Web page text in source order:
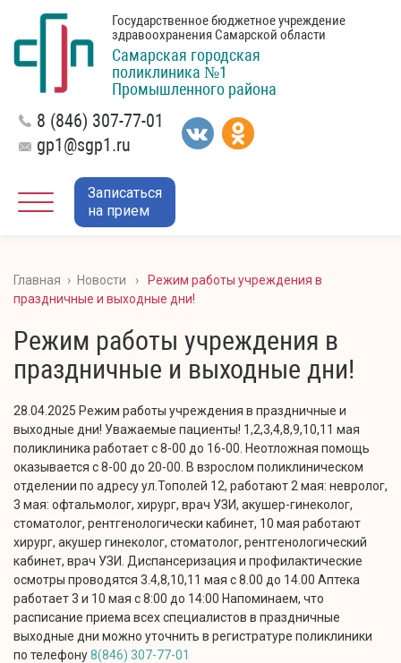
Государственное бюджетное учреждение
здравоохранения Самарской области
Самарская городская
поликлиника №1
Промышленного района
8 (846) 307-77-01
gp1@sgp1.ru
Записаться
на прием
Главная › Новости ›
Режим работы учреждения в
праздничные и выходные дни!
Режим работы учреждения в
праздничные и выходные дни!
28.04.2025 Режим работы учреждения в праздничные и
выходные дни! Уважаемые пациенты! 1,2,3,4,8,9,10,11 мая
поликлиника работает с 8-00 до 16-00. Неотложная помощь
оказывается с 8-00 до 20-00. В взрослом поликлиническом
отделении по адресу ул.Тополей 12, работают 2 мая: невролог,
3 мая: офтальмолог, хирург, врач УЗИ, акушер-гинеколог,
стоматолог, рентгенологически кабинет, 10 мая работают
хирург, акушер гинеколог, стоматолог, рентгенологический
кабинет, врач УЗИ. Диспансеризация и профилактические
осмотры проводятся 3.4,8,10,11 мая с 8.00 до 14.00 Аптека
работает 3 и 10 мая с 8:00 до 14:00 Напоминаем, что
расписание приема всех специалистов в праздничные
выходные дни можно уточнить в регистратуре поликлиники
по телефону8(846) 307-77-01